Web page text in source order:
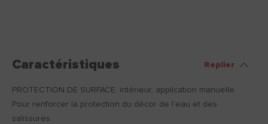
Caractéristiques Replier
PROTECTION DE SURFACE, intérieur, application manuelle.
Pour renforcer la protection du décor de l’eau et des
salissures.